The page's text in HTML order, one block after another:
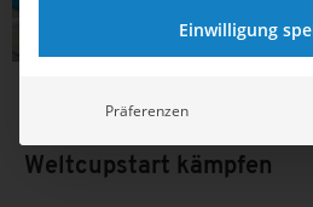
Weltcupstart kämpfen
Einwilligung
Präferenzen